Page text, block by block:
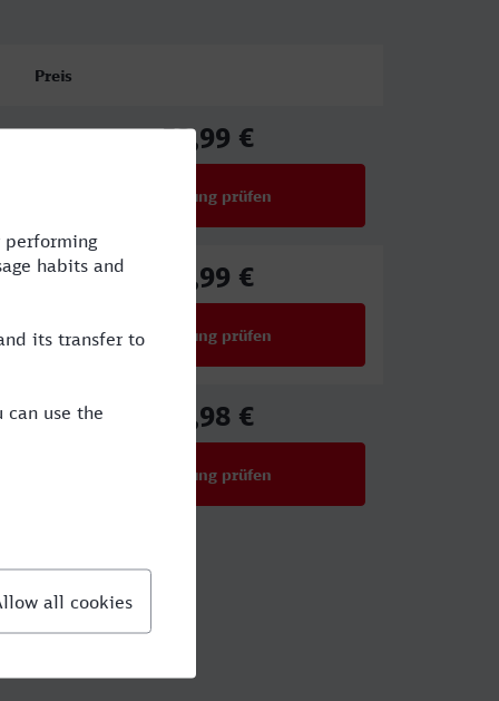
Preis
53,99 €
Verbindung prüfen
45,99 €
Verbindung prüfen
17,98 €
Verbindung prüfen